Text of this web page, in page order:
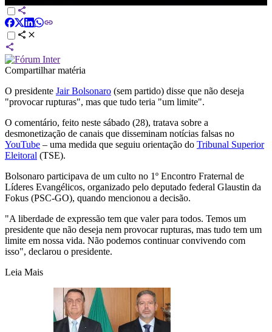
Compartilhar matéria
O presidente Jair Bolsonaro (sem partido) disse que não deseja
"provocar rupturas", mas que tudo teria "um limite".
O comentário, feito neste sábado (28), tratava sobre a
desmonetização de canais que disseminam notícias falsas no
YouTube – uma medida que seguiu orientação do Tribunal Superior
Eleitoral (TSE).
Bolsonaro participava de um culto no 1º Encontro Fraternal de
Líderes Evangélicos, organizado pelo deputado federal Glaustin da
Fokus (PSC-GO), quando mencionou a decisão.
"A liberdade de expressão tem que valer para todos. Temos um
presidente que não deseja nem provocar rupturas, mas tudo tem um
limite em nossa vida. Não podemos continuar convivendo com
isso", declarou o presidente.
Leia Mais